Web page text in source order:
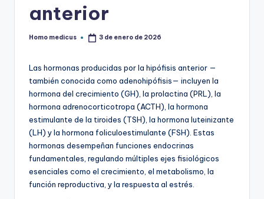
anterior
Publicado
Homo medicus 3 de enero de 2026
Las hormonas producidas por la hipófisis anterior —
también conocida como adenohipófisis— incluyen la
hormona del crecimiento (GH), la prolactina (PRL), la
hormona adrenocorticotropa (ACTH), la hormona
estimulante de la tiroides (TSH), la hormona luteinizante
(LH) y la hormona foliculoestimulante (FSH). Estas
hormonas desempeñan funciones endocrinas
fundamentales, regulando múltiples ejes fisiológicos
esenciales como el crecimiento, el metabolismo, la
función reproductiva, y la respuesta al estrés.